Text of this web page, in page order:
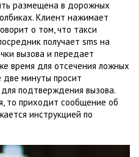
размещена в дорожных
Клиент нажимает
о том, что такси
получает sms на
вызова и передает
время для отсечения ложных
две минуты просит
подтверждения вызова.
то приходит сообщение об
инструкцией по